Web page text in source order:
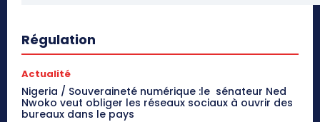
Régulation
Actualité
Nigeria / Souveraineté numérique :le sénateur Ned
Nwoko veut obliger les réseaux sociaux à ouvrir des
bureaux dans le pays